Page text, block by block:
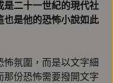
是二十一世紀的現代社
也是他的恐怖小說如此
氛圍，而是以文字細
那份恐怖需要撥開文字